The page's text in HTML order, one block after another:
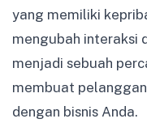
yang memiliki
mengubah interaksi
menjadi sebuah
membuat
dengan bisnis Anda.